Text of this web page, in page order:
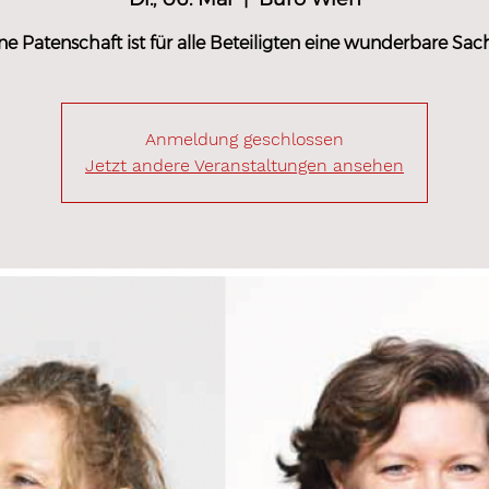
Patenschaft ist für alle Beteiligten eine wunderbare
Anmeldung geschlossen
Jetzt andere Veranstaltungen ansehen